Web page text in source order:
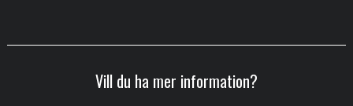
Vill du ha mer information?